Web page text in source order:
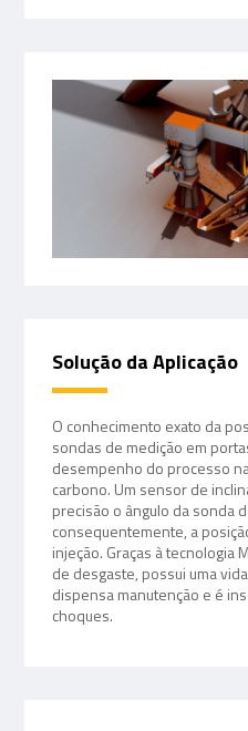
Solução da Aplicação
O conhecimento exato da
sondas de medição em
desempenho do processo
carbono. Um sensor de
precisão o ângulo da sonda
consequentemente, a
injeção. Graças à tecnologia
de desgaste, possui uma
dispensa manutenção e é
choques.